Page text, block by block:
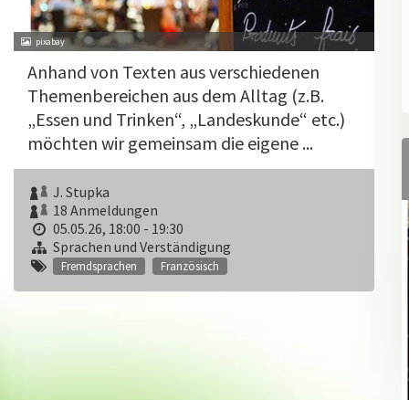
pixabay
Anhand von Texten aus verschiedenen
Themenbereichen aus dem Alltag (z.B.
„Essen und Trinken“, „Landeskunde“ etc.)
möchten wir gemeinsam die eigene ...
J. Stupka
18 Anmeldungen
05.05.26, 18:00 - 19:30
Sprachen und Verständigung
Fremdsprachen Französisch